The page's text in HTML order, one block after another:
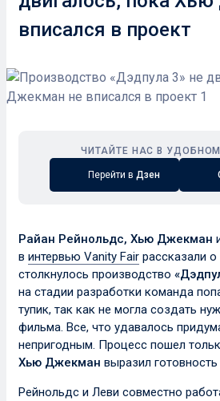
вписался в проект
ЧИТАЙТЕ НАС В
Перейти в Дзен
Райан Рейнольдс, Хью Джекман
в интервью Vanity Fair рассказали
столкнулось производство
на стадии разработки команда
тупик, так как не могла создать
фильма. Все, что удавалось
непригодным. Процесс пошел
Хью Джекман выразил готовность
Рейнольдс и Леви совместно